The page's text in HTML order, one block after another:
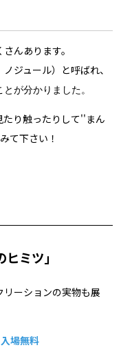
んあります。
ジュール）と呼ばれ、
が分かりました。
り触ったりして''まん
て下さい！
ミツ」
ーションの実物も展
入場無料